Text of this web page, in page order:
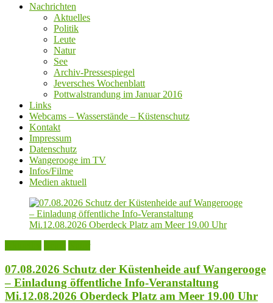
Nachrichten
Aktuelles
Politik
Leute
Natur
See
Archiv-Pressespiegel
Jeversches Wochenblatt
Pottwalstrandung im Januar 2016
Links
Webcams – Wasserstände – Küstenschutz
Kontakt
Impressum
Datenschutz
Wangerooge im TV
Infos/Filme
Medien aktuell
07.08.2026 Schutz der Küstenheide auf Wangerooge
– Einladung öffentliche Info-Veranstaltung
Mi.12.08.2026 Oberdeck Platz am Meer 19.00 Uhr